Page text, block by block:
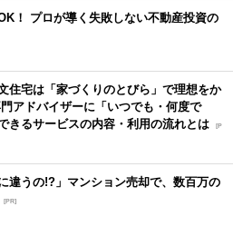
！ プロが導く失敗しない不動産投資の
住宅は「家づくりのとびら」で理想をか
アドバイザーに「いつでも・何度で
きるサービスの内容・利用の流れとは [P
違うの!?」マンション売却で、数百万の
[PR]